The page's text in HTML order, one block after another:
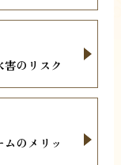
のリスク
のメリッ